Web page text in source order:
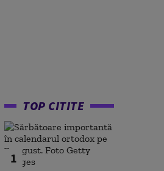
TOP CITITE
1